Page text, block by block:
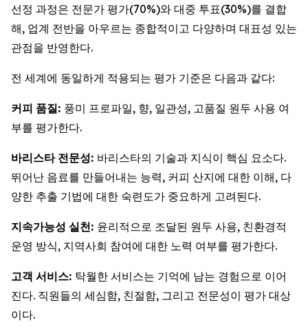
선정 과정은 전문가 평가(70%)와 대중 투표(30%)를 결합
해, 업계 전반을 아우르는 종합적이고 다양하며 대표성 있는
관점을 반영한다.
전 세계에 동일하게 적용되는 평가 기준은 다음과 같다:
커피 품질: 풍미 프로파일, 향, 일관성, 고품질 원두 사용 여
부를 평가한다.
바리스타 전문성: 바리스타의 기술과 지식이 핵심 요소다.
뛰어난 음료를 만들어내는 능력, 커피 산지에 대한 이해, 다
양한 추출 기법에 대한 숙련도가 중요하게 고려된다.
지속가능성 실천: 윤리적으로 조달된 원두 사용, 친환경적
운영 방식, 지역사회 참여에 대한 노력 여부를 평가한다.
고객 서비스: 탁월한 서비스는 기억에 남는 경험으로 이어
진다. 직원들의 세심함, 친절함, 그리고 전문성이 평가 대상
이다.